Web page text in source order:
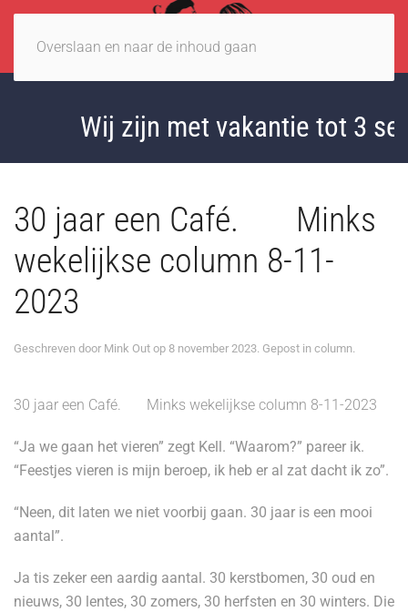
Overslaan en naar de inhoud gaan
Wij zijn met vakantie tot 3
30 jaar een Café. Minks
wekelijkse column 8-11-
2023
Geschreven door Mink Out op 8 november 2023. Gepost in column.
30 jaar een Café. Minks wekelijkse column 8-11-2023
“Ja we gaan het vieren” zegt Kell. “Waarom?” pareer ik.
“Feestjes vieren is mijn beroep, ik heb er al zat dacht ik zo”.
“Neen, dit laten we niet voorbij gaan. 30 jaar is een mooi
aantal”.
Ja tis zeker een aardig aantal. 30 kerstbomen, 30 oud en
nieuws, 30 lentes, 30 zomers, 30 herfsten en 30 winters. Die